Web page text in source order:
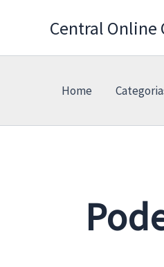
Central Online
Home